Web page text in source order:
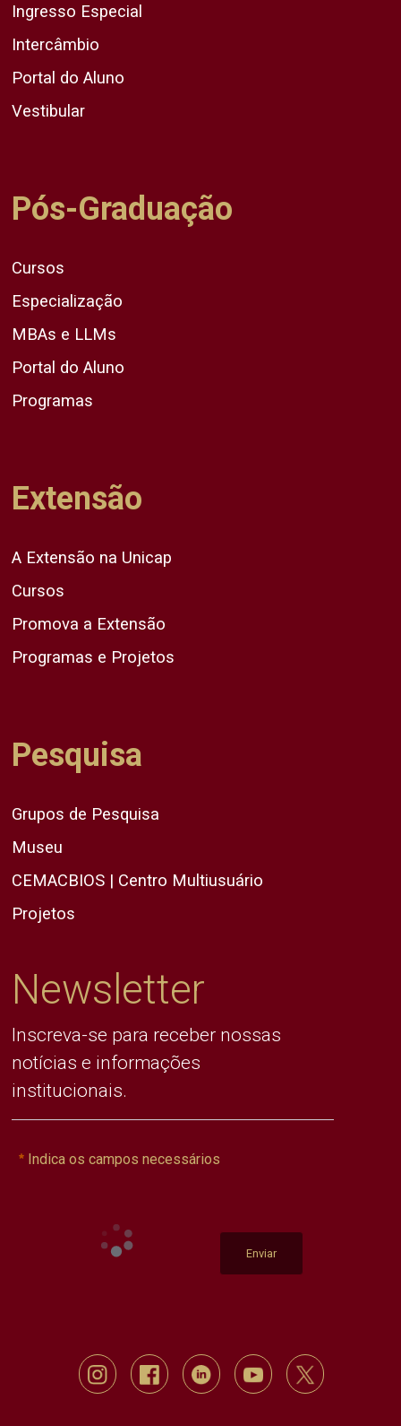
Ingresso Especial
Intercâmbio
Portal do Aluno
Vestibular
Pós-Graduação
Cursos
Especialização
MBAs e LLMs
Portal do Aluno
Programas
Extensão
A Extensão na Unicap
Cursos
Promova a Extensão
Programas e Projetos
Pesquisa
Grupos de Pesquisa
Museu
CEMACBIOS | Centro Multiusuário
Projetos
Newsletter
Inscreva-se para receber nossas
notícias e informações
institucionais.
Indica os campos necessários
Enviar